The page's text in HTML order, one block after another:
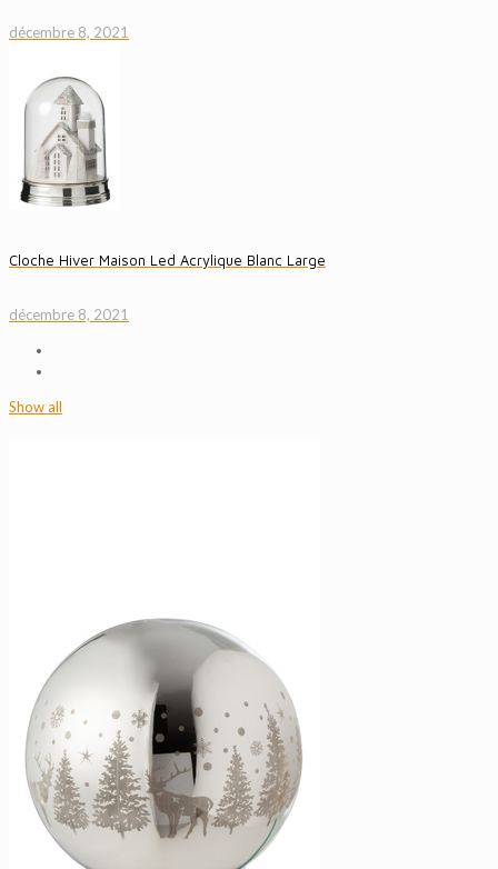
décembre 8, 2021
Cloche Hiver Maison Led Acrylique Blanc Large
décembre 8, 2021
Show all